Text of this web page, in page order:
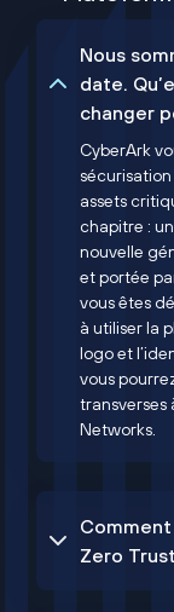
Nous
date.
changer
CyberArk
assets
chapitre :
nouvelle
et portée
vous êtes
à utiliser la
logo et
vous
transverses
Networks.
Zero